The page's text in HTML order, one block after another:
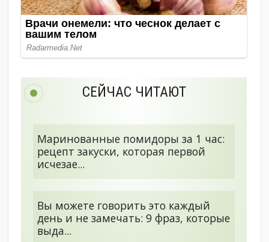
СЕЙЧАС ЧИТАЮТ
Маринованные помидоры за 1 час:
рецепт закуски, которая первой
исчезае...
Вы можете говорить это каждый
день и не замечать: 9 фраз, которые
выда...